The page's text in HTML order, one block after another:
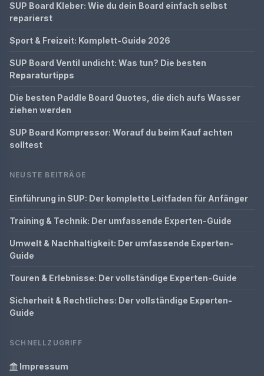
SUP Board Kleber: Wie du dein Board einfach selbst
reparierst
Sport & Freizeit: Komplett-Guide 2026
SUP Board Ventil undicht: Was tun? Die besten
Reparaturtipps
Die besten Paddle Board Quotes, die dich aufs Wasser
ziehen werden
SUP Board Kompressor: Worauf du beim Kauf achten
solltest
NEUSTE BEITRÄGE
Einführung in SUP: Der komplette Leitfaden für Anfänger
Training & Technik: Der umfassende Experten-Guide
Umwelt & Nachhaltigkeit: Der umfassende Experten-
Guide
Touren & Erlebnisse: Der vollständige Experten-Guide
Sicherheit & Rechtliches: Der vollständige Experten-
Guide
SCHNELLZUGRIFF
Impressum